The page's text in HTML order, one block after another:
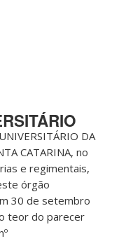
DA
CATARINA, no
e regimentais,
órgão
30 de setembro
teor do parecer